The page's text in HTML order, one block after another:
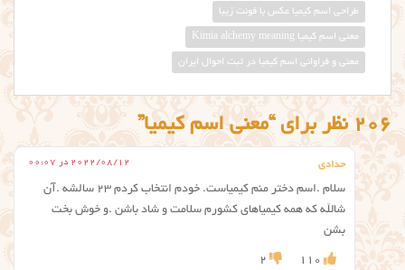
طراحی اسم کیمیا عکس با فونت زیبا
معني اسم كيميا Kimia alchemy meaning
معنی و فراوانی اسم کیمیا در ثبت احوال ایران
206 نظر برای “معنی اسم کیمیا”
حدادی 2022/08/12 در 00:07
سلام .اسم دختر منم کیمیاست. خودم انتخاب کردم ۲۳ سالشه .آن
شالله که همه کیمیاهای کشورم سلامت و شاد باشن .و خوش بخت
بشن
110
2